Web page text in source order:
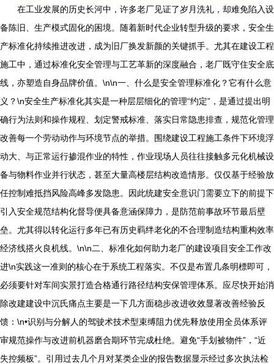
在工业发展的历史长河中，许多老厂见证了岁月洗礼，却难免陷入设
备陈旧、生产模式固化的困境。随着新时代企业转型升级的要求，安全生
产标准化持续推进改进，成为旧厂换发新颜的关键抓手。尤其在建设工程
施工中，通过标准化安全管理与工艺革新的深度融合，老厂既守住安全底
线，亦塑造自身品牌价值。\n\n一、什么是安全管理标准化？它有什么意
义？\n安全生产标准化其实是一种层层细化的管理“约定”，是通过提出明
确行为法则和操作规程、划定警戒标准、落实日常隐患排查，规范化管理
改善每一个劳动动作与环境节点的举措。围绕建设工程施工条件下环境浮
动大、与正常运行掺混作业的特性，作业现场人员往往接触多元化机械设
备与物料作业并行状态，甚至大量高楼层结构改造情形。仅仅基于经验放
任控制难抵挡风险高峰多发隐患。因此统建安全意识门需要立下的前提下
引入安全规范结构化督导便具备意涵保障力，是防范前事故环节最后壁
垒。尤其得以转化运行多年已有历史羁绊老化的不合理制造结构重构效率
经济线搭火良机线。\n\n二、标准化如何助力老厂的建设项目安全工作改
进\n实践这一准则的核心在于系统工程落实。不仅是布置几条明標即可，
必须要针对车间实景打造合格通行路径结构安保管理体系。应尽快开始消
除改建建设中沉氏痛点主要是一下几方面稳步改进收效显著改善经验反
馈：\n•识别与分解人的驾驶术技术型束缚阻力优先释放使用全员体系评
审规范操作与改进前机器磨合期环节完成杜绝。避免“手划被物件”，“近
失控频板”。引用过去几个月对某类企业的报告数据显示经过多次执法检